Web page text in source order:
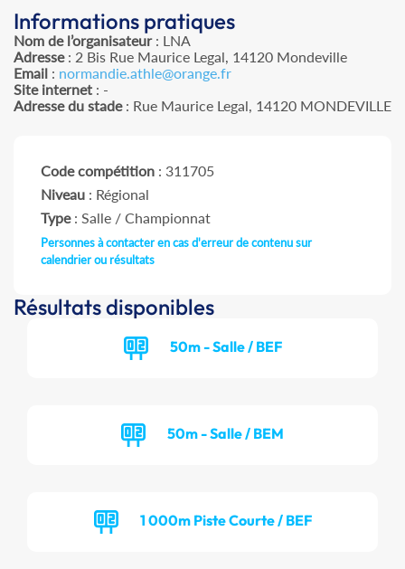
Informations pratiques
Nom de l’organisateur: LNA
Adresse: 2 Bis Rue Maurice Legal, 14120 Mondeville
Email : normandie.athle@orange.fr
Site internet : -
Adresse du stade: Rue Maurice Legal, 14120 MONDEVILLE
Code compétition : 311705
Niveau : Régional
Type: Salle / Championnat
Personnes à contacter en cas d'erreur de contenu sur
calendrier ou résultats
Résultats disponibles
50m - Salle / BEF
50m - Salle / BEM
1 000m Piste Courte / BEF